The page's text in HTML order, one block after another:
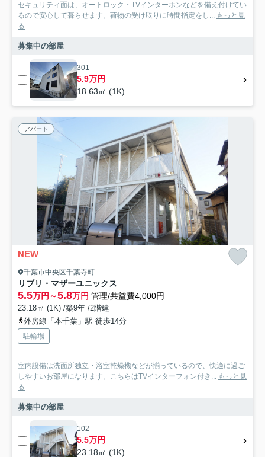
セキュリティ面は、オートロック・TVインターホンなどを備え付けてい
るので安心して暮らせます。荷物の受け取りに時間指定をし... もっと見
る
募集中の部屋
301
5.9万円
18.63㎡ (1K)
アパート
NEW
千葉市中央区千葉寺町
リブリ・マザーユニックス
5.5万円～5.8万円 管理/共益費4,000円
23.18㎡ (1K) /築9年 /2階建
外房線「本千葉」駅 徒歩14分
駐輪場
室内設備は洗面所独立・浴室乾燥機などが揃っているので、快適に過ご
しやすいお部屋になります。こちらはTVインターフォン付き... もっと見
る
募集中の部屋
102
5.5万円
23.18㎡ (1K)